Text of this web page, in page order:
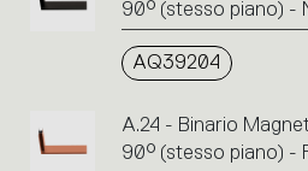
90° (stesso piano) -
AQ39204
A.24 - Binario
90° (stesso piano) -